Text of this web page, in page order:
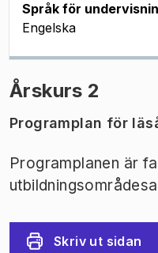
Språk för
Engelska
Årskurs 2
Programplan för
Programplanen är
Skriv ut sidan